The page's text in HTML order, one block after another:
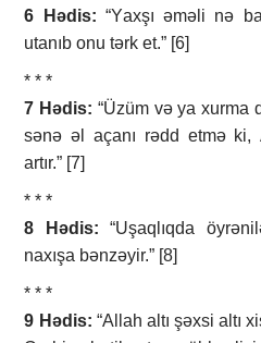
6 Hədis: “Yахşı әmәli nә
utаnıb оnu tәrk еt.” [6]
* * *
7 Hədis: “Üzüm vә yа хurmа
sәnә әl аçаnı rәdd еtmә ki,
аrtır.” [7]
* * *
8 Hədis: “Uşаqlıqdа
nахışа bәnzәyir.” [8]
* * *
9 Hədis: “Аllаh аltı şәхsi аltı